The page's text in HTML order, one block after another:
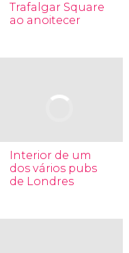
Trafalgar Square
ao anoitecer
Interior de um
dos vários pubs
de Londres